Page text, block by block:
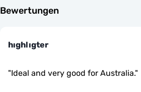
Bewertungen
hıghlıgter
"Ideal and very good for Australia."